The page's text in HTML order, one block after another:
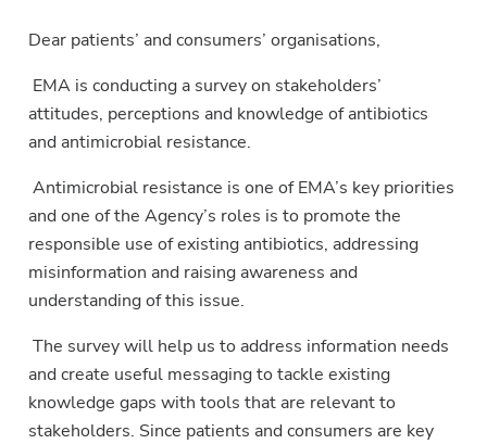
Dear patients’ and consumers’ organisations,
EMA is conducting a survey on stakeholders’
attitudes, perceptions and knowledge of antibiotics
and antimicrobial resistance.
Antimicrobial resistance is one of EMA’s key priorities
and one of the Agency’s roles is to promote the
responsible use of existing antibiotics, addressing
misinformation and raising awareness and
understanding of this issue.
The survey will help us to address information needs
and create useful messaging to tackle existing
knowledge gaps with tools that are relevant to
stakeholders. Since patients and consumers are key